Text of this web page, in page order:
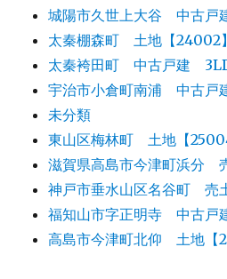
城陽市久世上大谷 中古戸
太秦棚森町 土地【24002】
太秦袴田町 中古戸建
宇治市小倉町南浦 中古戸
未分類
東山区梅林町 土地【
滋賀県高島市今津町浜分 売
神戸市垂水山区名谷町 売
福知山市字正明寺 中古戸
高島市今津町北仰 土地【